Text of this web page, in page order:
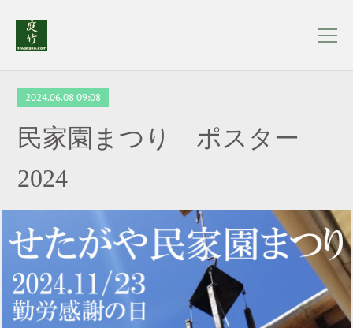
2024.06.08 09:08
民家園まつり ポスター
2024